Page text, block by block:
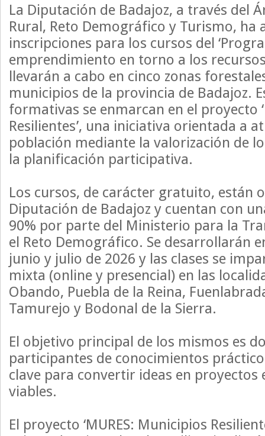
La Diputación de Badajoz, a través del
Rural, Reto Demográfico y Turismo, ha
inscripciones para los cursos del
emprendimiento en torno a los recursos
llevarán a cabo en cinco zonas
municipios de la provincia de Badajoz.
formativas se enmarcan en el proyecto
Resilientes’, una iniciativa orientada a
población mediante la valorización de
la planificación participativa.
Los cursos, de carácter gratuito, están
Diputación de Badajoz y cuentan con
90% por parte del Ministerio para la
el Reto Demográfico. Se desarrollarán
junio y julio de 2026 y las clases se
mixta (online y presencial) en las
Obando, Puebla de la Reina,
Tamurejo y Bodonal de la Sierra.
El objetivo principal de los mismos es
participantes de conocimientos
clave para convertir ideas en proyectos
viables.
El proyecto ‘MURES: Municipios